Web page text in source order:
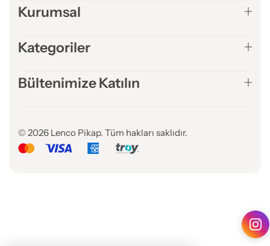
Kurumsal
Kategoriler
Bültenimize Katılın
© 2026 Lenco Pikap. Tüm hakları saklıdır.